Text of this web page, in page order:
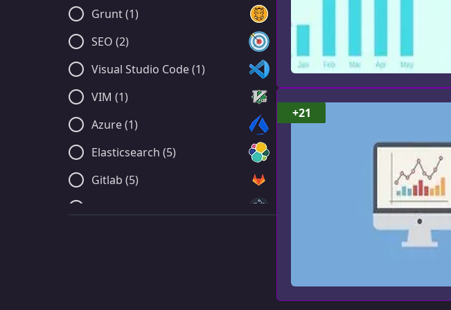
Grunt (1)
SEO (2)
Visual Studio Code (1)
VIM (1)
Azure (1)
Elasticsearch (5)
Gitlab (5)
+21